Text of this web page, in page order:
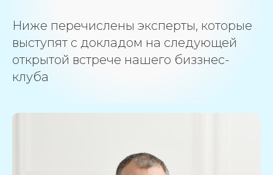
Ниже перечислены эксперты, которые
выступят с докладом на следующей
открытой встрече нашего биззнес-
клуба